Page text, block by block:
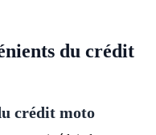
du crédit
crédit moto